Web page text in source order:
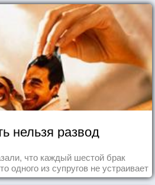
нельзя развод
что каждый шестой брак
одного из супругов не устраивает
выпала ему в семье.